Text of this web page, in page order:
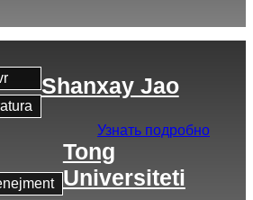
Узнать подробно
Shanxay Jao
Tong
Universiteti